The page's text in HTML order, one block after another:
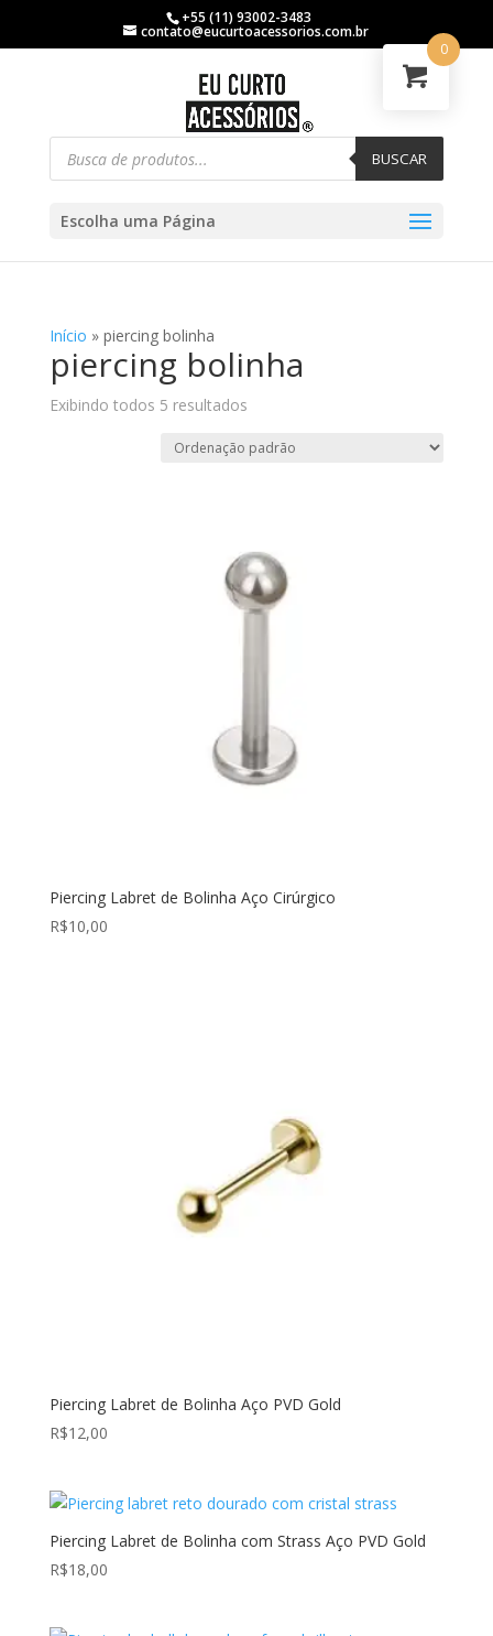
+55 (11) 93002-3483
contato@eucurtoacessorios.com.br
BUSCAR
Escolha uma Página
Início » piercing bolinha
piercing bolinha
Exibindo todos 5 resultados
Piercing Labret de Bolinha Aço Cirúrgico
R$10,00
Piercing Labret de Bolinha Aço PVD Gold
R$12,00
Piercing Labret de Bolinha com Strass Aço PVD Gold
R$18,00
0